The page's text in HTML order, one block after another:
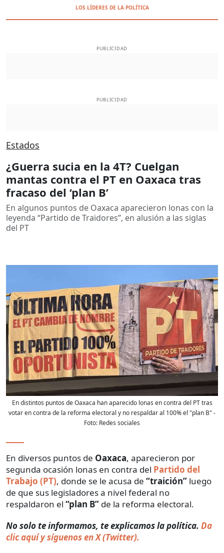
LOS LÍDERES DE LA POLÍTICA
PUBLICIDAD
PUBLICIDAD
Estados
¿Guerra sucia en la 4T? Cuelgan
mantas contra el PT en Oaxaca tras
fracaso del ‘plan B’
En algunos puntos de Oaxaca aparecieron lonas con la
leyenda “Partido de Traidores”, en alusión a las siglas
del PT
En distintos puntos de Oaxaca han aparecido lonas en contra del PT tras
votar en contra de la reforma electoral y no respaldar al 100% el "plan B" -
Foto: Redes sociales
En diversos puntos de Oaxaca, aparecieron por
segunda ocasión lonas en contra del Partido del
Trabajo (PT), donde se le acusa de “traición” luego
de que sus legisladores a nivel federal no
respaldaron el “plan B” de la reforma electoral.
No solo te informamos, te explicamos la política. Da
clic aquí y síguenos en X (Twitter).